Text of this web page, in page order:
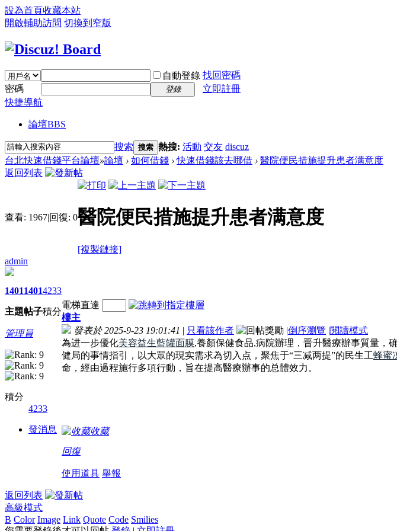
設為首頁收藏本站
開啟輔助訪問 切換到窄版
自動登錄 找回密碼
密碼
登錄
立即註冊
快捷導航
論壇BBS
搜索 搜索 熱搜: 活動 交友 discuz
台北快速借錢平台論壇»論壇 › 如何借錢 › 快速借錢該去哪借 › 醫院便民措施提升患者满意度
返回列表
查看: 1967|回復: 0醫院便民措施提升患者满意度
[複製鏈接]
admin
1401
主題
1401
帖子
4233
積分
管理員
積分
4233
發消息
電梯直達
樓主
發表於 2025-9-23 19:01:41 | 只看該作者 |倒序瀏覽 |閱讀模式
為进一步優化美容益生藍罐面膜,養顏保健食品,病院辦理，晋升醫療辦事質量，
健局的事情指引，以大眾的現实需求為切入点，聚焦于“三减两提”的民生工蜂蜜
命，經由過程施行多項行動，旨在提高醫療辦事的总體效力。
收藏
回復
使用道具 舉報
返回列表
高級模式
B Color Image Link Quote Code Smilies